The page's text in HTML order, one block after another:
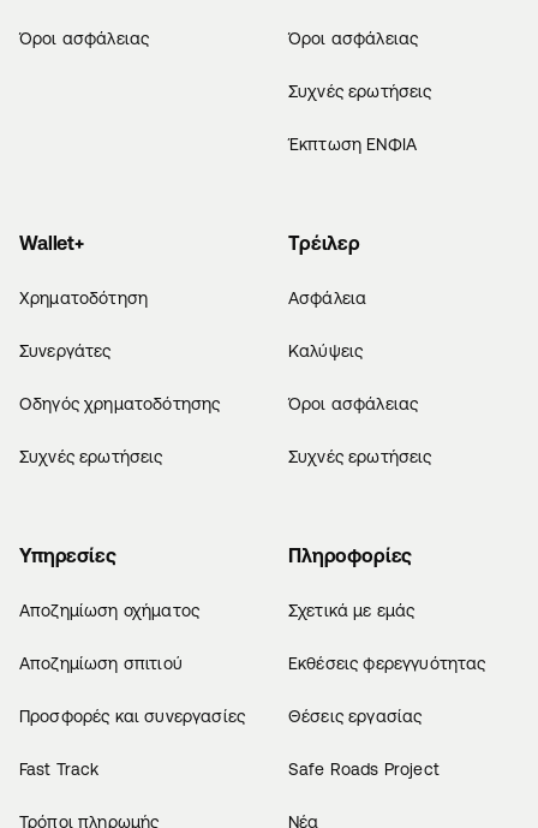
Όροι ασφάλειας Όροι ασφάλειας
Συχνές ερωτήσεις
Έκπτωση ΕΝΦΙΑ
Wallet+
Χρηματοδότηση
Συνεργάτες
Οδηγός χρηματοδότησης
Συχνές ερωτήσεις
Τρέιλερ
Ασφάλεια
Καλύψεις
Όροι ασφάλειας
Συχνές ερωτήσεις
Υπηρεσίες
Αποζημίωση οχήματος
Αποζημίωση σπιτιού
Προσφορές και συνεργασίες
Fast Track
Τρόποι πληρωμής
Πληροφορίες
Σχετικά με εμάς
Εκθέσεις φερεγγυότητας
Θέσεις εργασίας
Safe Roads Project
Νέα